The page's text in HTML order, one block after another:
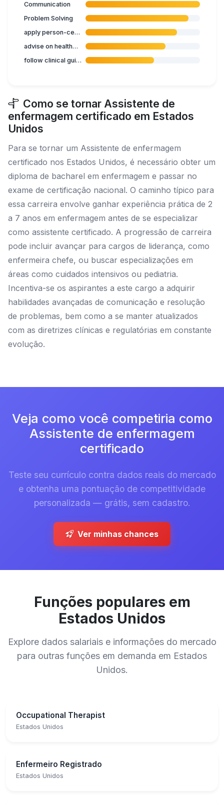
Communication
Problem Solving
apply person-centred care
advise on healthcare users' informed consent
follow clinical guidelines
Como se tornar Assistente de
enfermagem certificado em Estados
Unidos
Para se tornar um Assistente de enfermagem
certificado nos Estados Unidos, é necessário obter um
diploma de bacharel em enfermagem e passar no
exame de certificação nacional. O caminho típico para
essa carreira envolve ganhar experiência prática de 2
a 7 anos em enfermagem antes de se especializar
como assistente certificado. A progressão de carreira
pode incluir avançar para cargos de liderança, como
enfermeira chefe, ou buscar especializações em
áreas como cuidados intensivos ou pediatria.
Incentiva-se os aspirantes a este cargo a adquirir
habilidades avançadas de comunicação e resolução
de problemas, bem como a se manter atualizados
com as diretrizes clínicas e regulatórias em constante
evolução.
Veja como você competiria como
Assistente de enfermagem
certificado
Teste seu currículo contra dados reais do mercado
e obtenha uma pontuação de competitividade
personalizada — grátis, sem cadastro.
Ver minhas chances
Funções populares em
Estados Unidos
Explore dados salariais e informações do mercado
para outras funções em demanda em Estados
Unidos.
Occupational Therapist
Estados Unidos
Enfermeiro Registrado
Estados Unidos